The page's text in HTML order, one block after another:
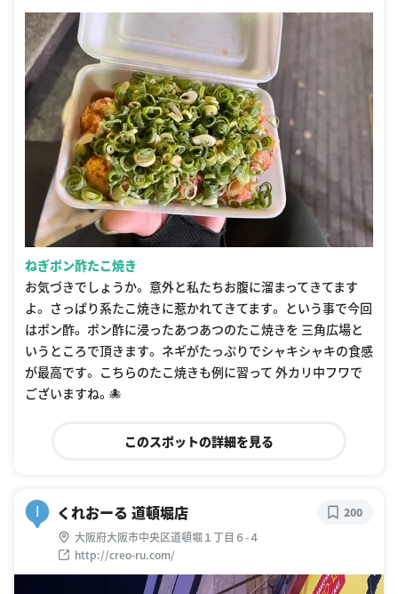
ねぎポン酢たこ焼き
お気づきでしょうか。 意外と私たちお腹に溜まってきてます
よ。 さっぱり系たこ焼きに惹かれてきてます。 という事で今回
はポン酢。 ポン酢に浸ったあつあつのたこ焼きを 三角広場と
いうところで頂きます。 ネギがたっぷりでシャキシャキの食感
が最高です。 こちらのたこ焼きも例に習って 外カリ中フワで
ございますね。🐙
このスポットの詳細を見る
くれおーる 道頓堀店
大阪府大阪市中央区道頓堀１丁目６-４
http://creo-ru.com/
200